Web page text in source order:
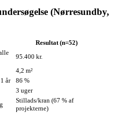
(Nørresundby,
Resultat (n=52)
95.400 kr.
4,2 m²
år
86 %
3 uger
Stillads/kran (67 % af
projekterne)